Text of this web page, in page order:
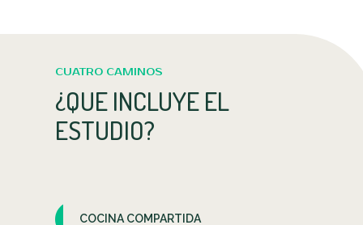
CUATRO CAMINOS
¿QUE INCLUYE EL
ESTUDIO?
COCINA COMPARTIDA